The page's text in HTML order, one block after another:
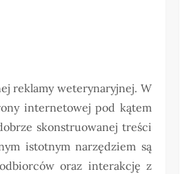
reklamy weterynaryjnej. W
internetowej pod kątem
skonstruowanej treści
istotnym narzędziem są
oraz interakcję z